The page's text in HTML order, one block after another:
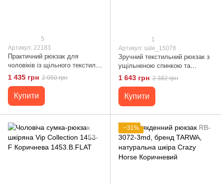
5
Артикул: 22183
Практичний рюкзак для
чоловіків із щільного текстилю
Vintage 22183 Коричневий
1 435 грн 2 050 грн
Купити
1
Артикул: sale_15078
Зручний текстильний рюкзак з
ущільненою спинкою та
відділенням для планшета
Vintage sale_15078 Коричневий
1 643 грн 2 382 грн
Купити
−31%